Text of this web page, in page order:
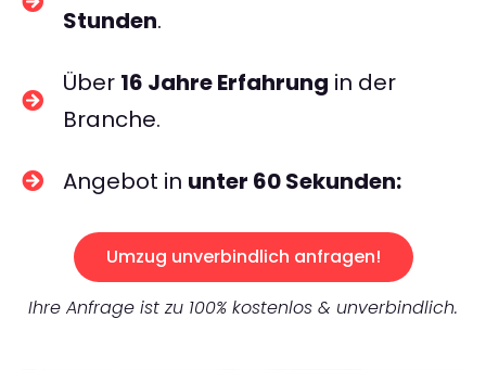
Stunden.
Über 16 Jahre Erfahrung in der
Branche.
Angebot in unter 60 Sekunden:
Umzug unverbindlich anfragen!
Ihre Anfrage ist zu 100% kostenlos & unverbindlich.